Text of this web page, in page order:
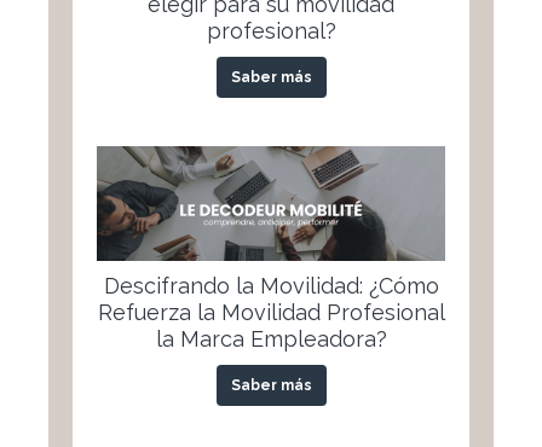
profesional?
Saber más
Descifrando la Movilidad: ¿Cómo
Refuerza la Movilidad Profesional
la Marca Empleadora?
Saber más